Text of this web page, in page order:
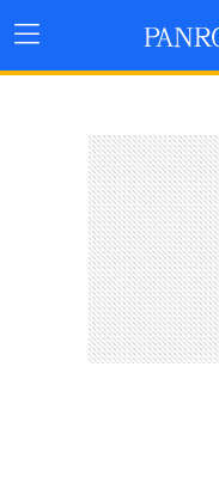
Menu
Principal